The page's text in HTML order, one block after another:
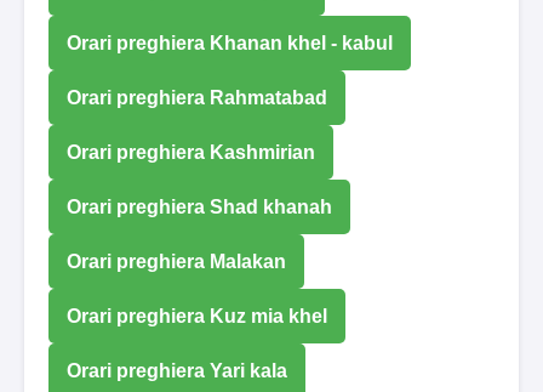
Orari preghiera Khanan khel - kabul
Orari preghiera Rahmatabad
Orari preghiera Kashmirian
Orari preghiera Shad khanah
Orari preghiera Malakan
Orari preghiera Kuz mia khel
Orari preghiera Yari kala